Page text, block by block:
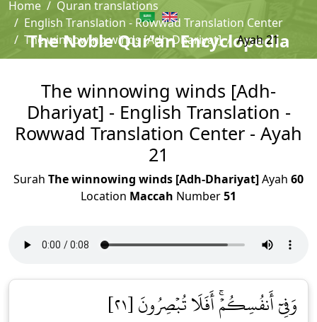
The Noble Qur'an Encyclopedia
Home
Quran translations
English Translation - Rowwad Translation Center
The winnowing winds [Adh-Dhariyat]
Ayah 21
The winnowing winds [Adh-
Dhariyat] - English Translation -
Rowwad Translation Center - Ayah
21
Surah The winnowing winds [Adh-Dhariyat]Ayah 60
Location Maccah Number51
وَفِيٓ أَنفُسِكُمۡۚ أَفَلَا تُبۡصِرُونَ [٢١]